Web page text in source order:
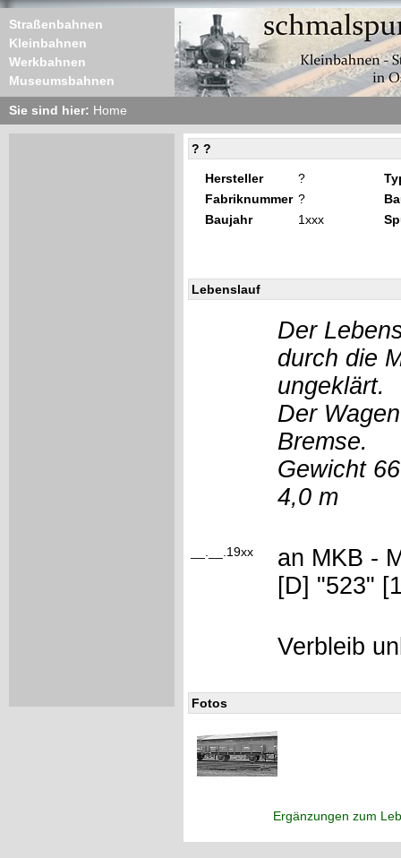
Straßenbahnen
Kleinbahnen
Werkbahnen
Museumsbahnen
Sie sind hier: Home
? ?
Hersteller ?
Fabriknummer ?
Baujahr
1xxx
Lebenslauf
Der
durch die
ungeklärt.
Der
Bremse.
Gewicht
4,0 m
__.__.19xx
an MKB -
[D] "523"
Verbleib
Fotos
Ergänzungen zum